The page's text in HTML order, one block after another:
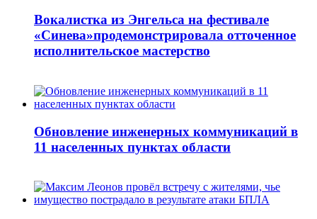
Вокалистка из Энгельса на фестивале
«Синева»продемонстрировала отточенное
исполнительское мастерство
Обновление инженерных коммуникаций в
11 населенных пунктах области